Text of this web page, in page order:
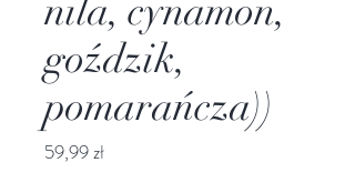
nila, cynamon,
goździk,
pomarańcza))
59,99 złCena